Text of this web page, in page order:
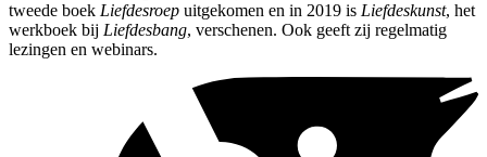
tweede boek Liefdesroep uitgekomen en in 2019 is Liefdeskunst, het
werkboek bij Liefdesbang, verschenen. Ook geeft zij regelmatig
lezingen en webinars.